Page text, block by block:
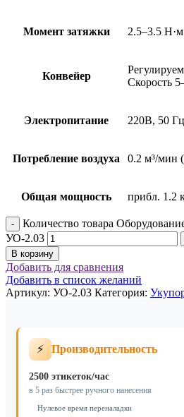
Момент затяжки 2.5–3.5 Н·м
Конвейер
Скорость
Электропитание 220В, 50 Гц
Потребление воздуха 0.2 м³/мин
Общая мощность прибл. 1.2
Количество товара
УО-2.03
В корзину
Добавить для сравнения
Добавить в список желаний
Артикул: УО-2.03 Категория:
⚡ Производительность
2500 этикеток/час
в 5 раз быстрее ручного нанесения
Нулевое время переналадки